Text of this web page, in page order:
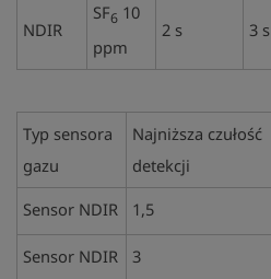
NDIR
SF6 10
ppm
2 s 3 s
Typ sensora
gazu
Najniższa czułość
detekcji
Sensor NDIR 1,5
Sensor NDIR 3